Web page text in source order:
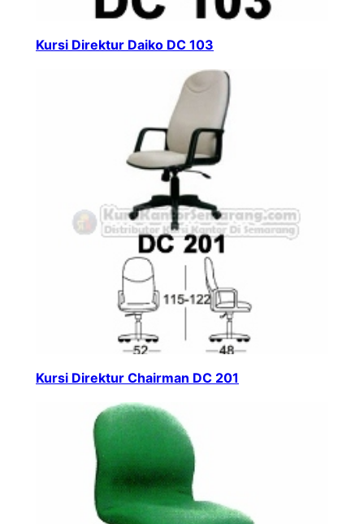
Kursi Direktur Daiko DC 103
Kursi Direktur Chairman DC 201